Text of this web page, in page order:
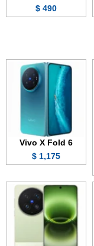
490 $
Vivo X Fold 6
1,175 $